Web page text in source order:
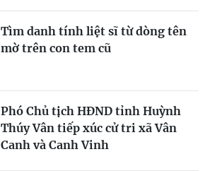
Tìm danh tính liệt sĩ từ dòng tên
mờ trên con tem cũ
Phó Chủ tịch HĐND tỉnh Huỳnh
Thúy Vân tiếp xúc cử tri xã Vân
Canh và Canh Vinh